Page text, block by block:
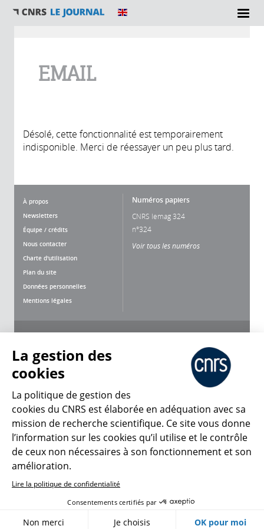
EMAIL
Désolé, cette fonctionnalité est temporairement
indisponible. Merci de réessayer un peu plus tard.
À propos
Newsletters
Équipe / crédits
Nous contacter
Charte d'utilisation
Plan du site
Données personnelles
Mentions légales
Numéros papiers
CNRS lemag 324
n°324
Voir tous les numéros
CNRS Le Mag
© 2026, CNRS
Créer un compte Se connecter
Gestion des cookies
La gestion des
cookies
La politique de gestion des
cookies du CNRS est élaborée en adéquation avec sa
mission de recherche scientifique. Ce site vous donne
l’information sur les cookies qu’il utilise et le contrôle
de ceux non nécessaires à son fonctionnement et son
amélioration.
Lire la politique de confidentialité
Consentements certifiés par
Non merci Je choisis OK pour moi